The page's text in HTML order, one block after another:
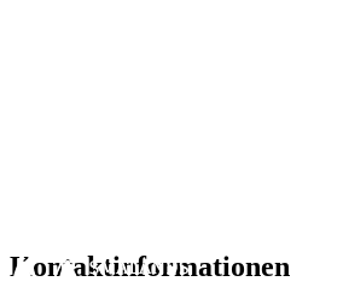
Kontaktinformationen